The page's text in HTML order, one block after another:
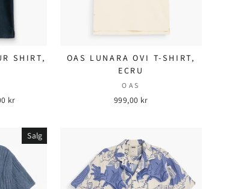
SHIRT,
kr
OAS LUNARA OVI T-SHIRT,
ECRU
OAS
999,00 kr
Salg